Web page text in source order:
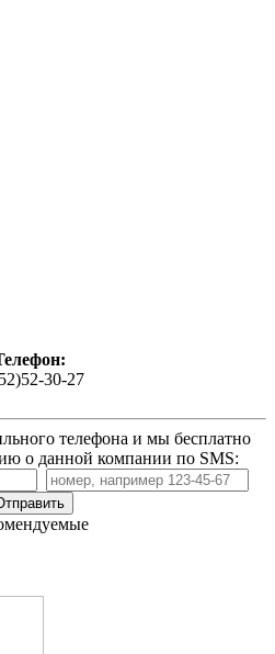
30-27
телефона и мы бесплатно
о данной компании по SMS: